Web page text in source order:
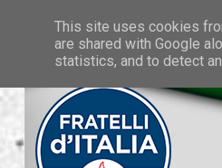
Thursday, August 6 2026
This site uses cookies
are shared with Google
statistics, and to detect